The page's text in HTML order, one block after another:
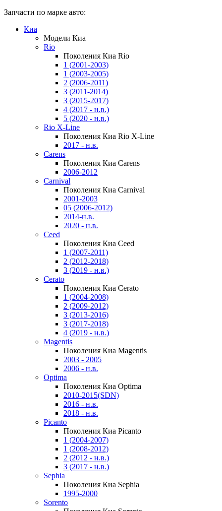
Запчасти по марке авто:
Киа
Модели Киа
Rio
Поколения Киа Rio
1 (2001-2003)
1 (2003-2005)
2 (2006-2011)
3 (2011-2014)
3 (2015-2017)
4 (2017 - н.в.)
5 (2020 - н.в.)
Rio X-Line
Поколения Киа Rio X-Line
2017 - н.в.
Carens
Поколения Киа Carens
2006-2012
Carnival
Поколения Киа Carnival
2001-2003
05 (2006-2012)
2014-н.в.
2020 - н.в.
Ceed
Поколения Киа Ceed
1 (2007-2011)
2 (2012-2018)
3 (2019 - н.в.)
Cerato
Поколения Киа Cerato
1 (2004-2008)
2 (2009-2012)
3 (2013-2016)
3 (2017-2018)
4 (2019 - н.в.)
Magentis
Поколения Киа Magentis
2003 - 2005
2006 - н.в.
Optima
Поколения Киа Optima
2010-2015(SDN)
2016 - н.в.
2018 - н.в.
Picanto
Поколения Киа Picanto
1 (2004-2007)
1 (2008-2012)
2 (2012 - н.в.)
3 (2017 - н.в.)
Sephia
Поколения Киа Sephia
1995-2000
Sorento